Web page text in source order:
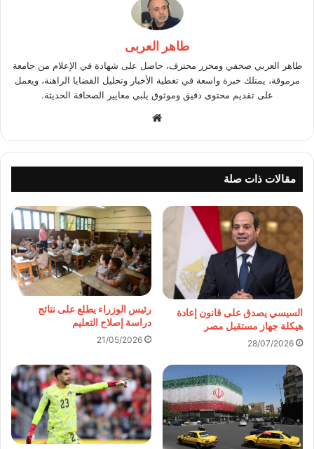
طاهر العربى
طاهر العربي صحفي ومحرر محترف، حاصل على شهادة في الإعلام من جامعة
مرموقة، يمتلك خبرة واسعة في تغطية الأخبار وتحليل القضايا الراهنة، ويعمل
على تقديم محتوى دقيق وموثوق يلبي معايير الصحافة الحديثة.
مقالات ذات صلة
السيسي يصدق على قانون إعادة
هيكلة جهاز مستقبل مصر
28/07/2026
رئيس الوزراء يطلع على نتائج
دراسة إصلاح التعليم
21/05/2026